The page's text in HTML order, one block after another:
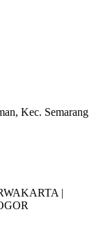
Kec. Semarang
|